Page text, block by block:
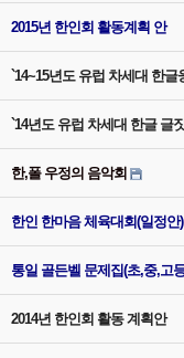
2015년 한인회 활동계획 안
`14~15년도 유럽 차세대 한글
`14년도 유럽 차세대 한글 글
한,폴 우정의 음악회
한인 한마음 체육대회(일정
통일 골든벨 문제집(초,중,고
2014년 한인회 활동 계획안